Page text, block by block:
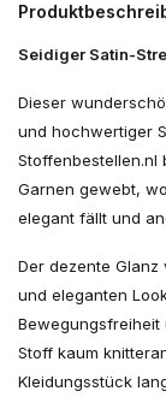
Seidiger Satin-
Dieser
und hochwertiger
Stoffenbestellen.nl
Garnen gewebt,
elegant fällt und
Der dezente Glanz
und eleganten
Bewegungsfreiheit
Stoff kaum
Kleidungsstück